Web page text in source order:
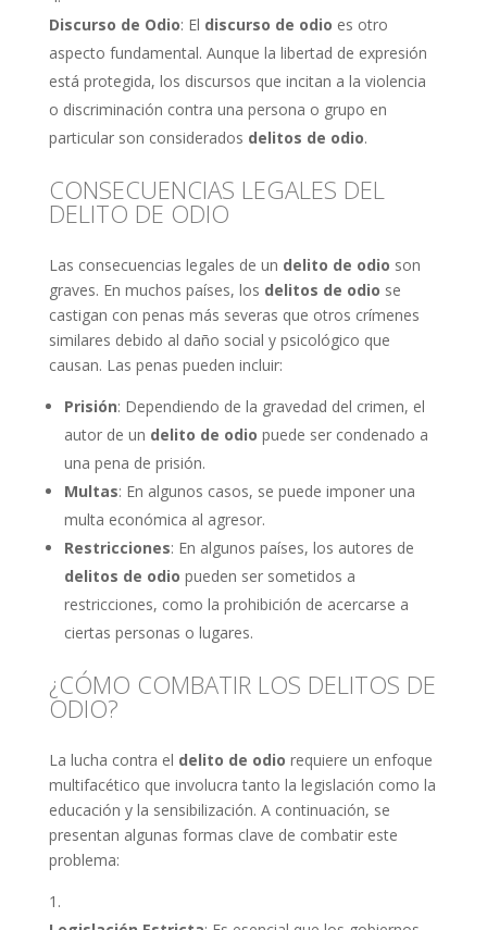
Discurso de Odio: El discurso de odio es otro
aspecto fundamental. Aunque la libertad de expresión
está protegida, los discursos que incitan a la violencia
o discriminación contra una persona o grupo en
particular son considerados delitos de odio.
CONSECUENCIAS LEGALES DEL
DELITO DE ODIO
Las consecuencias legales de un delito de odio son
graves. En muchos países, los delitos de odio se
castigan con penas más severas que otros crímenes
similares debido al daño social y psicológico que
causan. Las penas pueden incluir:
Prisión: Dependiendo de la gravedad del crimen, el
autor de un delito de odio puede ser condenado a
una pena de prisión.
Multas: En algunos casos, se puede imponer una
multa económica al agresor.
Restricciones: En algunos países, los autores de
delitos de odio pueden ser sometidos a
restricciones, como la prohibición de acercarse a
ciertas personas o lugares.
¿CÓMO COMBATIR LOS DELITOS DE
ODIO?
La lucha contra el delito de odio requiere un enfoque
multifacético que involucra tanto la legislación como la
educación y la sensibilización. A continuación, se
presentan algunas formas clave de combatir este
problema: